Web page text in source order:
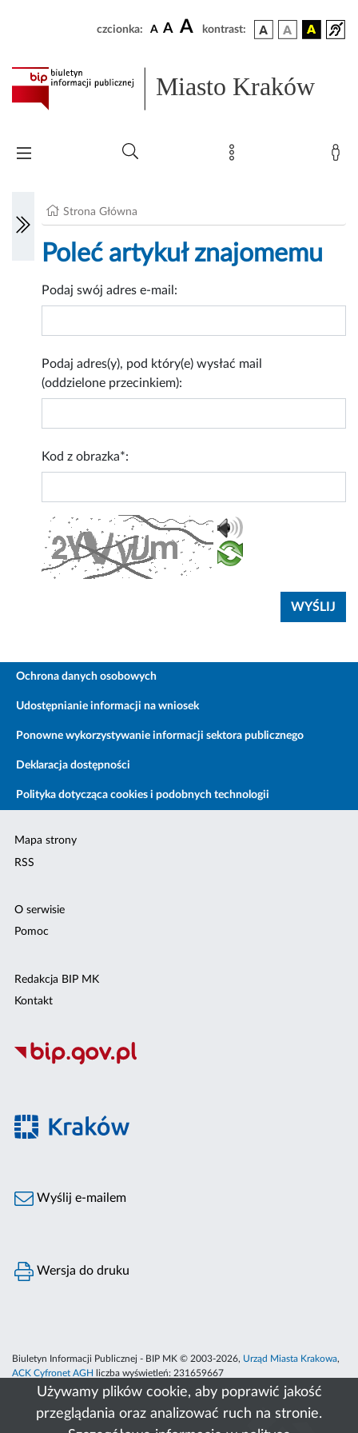
Używamy plików cookie, aby poprawić jakość
przeglądania oraz analizować ruch na stronie.
czcionka: A A A kontrast:
Miasto Kraków
Strona Główna
Poleć artykuł znajomemu
Podaj swój adres e-mail:
Podaj adres(y), pod który(e) wysłać mail
(oddzielone przecinkiem):
Kod z obrazka*:
Ochrona danych osobowych
Udostępnianie informacji na wniosek
Ponowne wykorzystywanie informacji sektora publicznego
Deklaracja dostępności
Polityka dotycząca cookies i podobnych technologii
Mapa strony
RSS
O serwisie
Pomoc
Redakcja BIP MK
Kontakt
Wyślij e-mailem
Wersja do druku
Biuletyn Informacji Publicznej - BIP MK © 2003-2026, Urząd Miasta Krakowa,
ACK Cyfronet AGH
liczba wyświetleń: 231659667